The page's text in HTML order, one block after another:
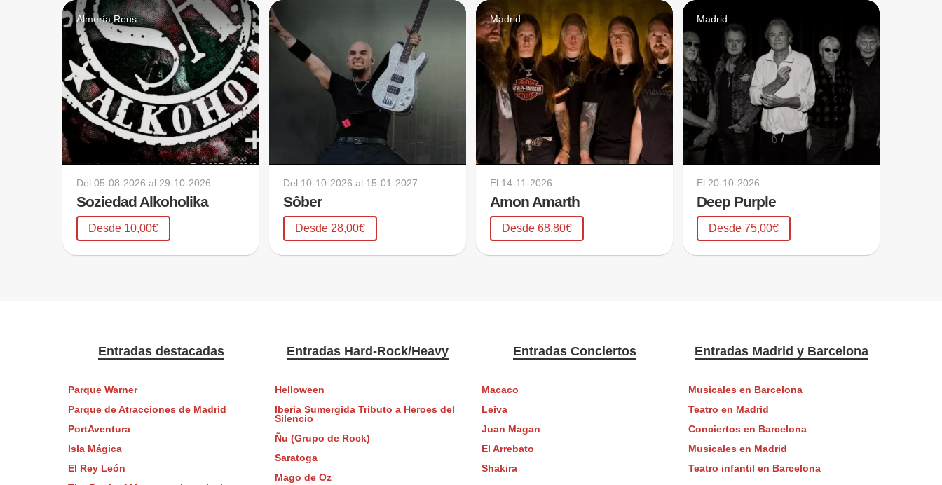
Almería,Reus
Del05-08-2026 al29-10-2026
Soziedad Alkoholika
Desde 10,00€
Del 10-10-2026 al 15-01-2027
Sôber
Desde 28,00€
Madrid
El 14-11-2026
Amon Amarth
Desde 68,80€
Madrid
El20-10-2026
Deep Purple
Desde 75,00€
Entradas destacadas
Parque Warner
Parque de Atracciones de Madrid
PortAventura
Isla Mágica
El Rey León
Entradas Hard-Rock/Heavy
Helloween
Iberia Sumergida Tributo a Heroes del
Silencio
Ñu (Grupo de Rock)
Saratoga
Mago de Oz
Entradas Conciertos
Macaco
Leiva
Juan Magan
El Arrebato
Shakira
Entradas Madrid y Barcelona
Musicales en Barcelona
Teatro en Madrid
Conciertos en Barcelona
Musicales en Madrid
Teatro infantil en Barcelona